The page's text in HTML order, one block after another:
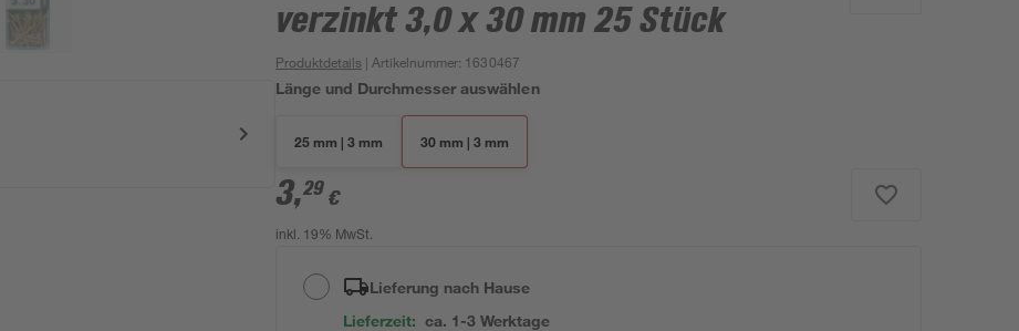
verzinkt 3,0 x 30 mm 25 Stück
Produktdetails | Artikelnummer: 1630467
Länge und Durchmesser auswählen
25 mm | 3 mm 30 mm | 3 mm
3,29 €
inkl. 19% MwSt.
Lieferung nach Hause
Lieferzeit: ca. 1-3 Werktage